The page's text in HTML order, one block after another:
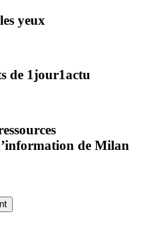
yeux
de 1jour1actu
de Milan